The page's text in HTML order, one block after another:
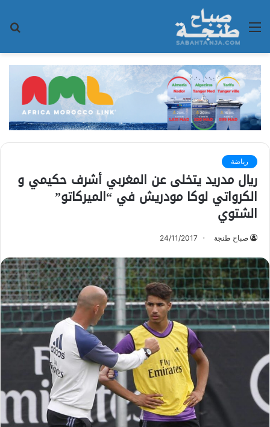
القائمة
رياضة
ريال مدريد يتخلى عن المغربي أشرف حكيمي و
الكرواتي لوكا مودريش في “الميركاتو”
الشتوي
صباح طنجة 24/11/2017